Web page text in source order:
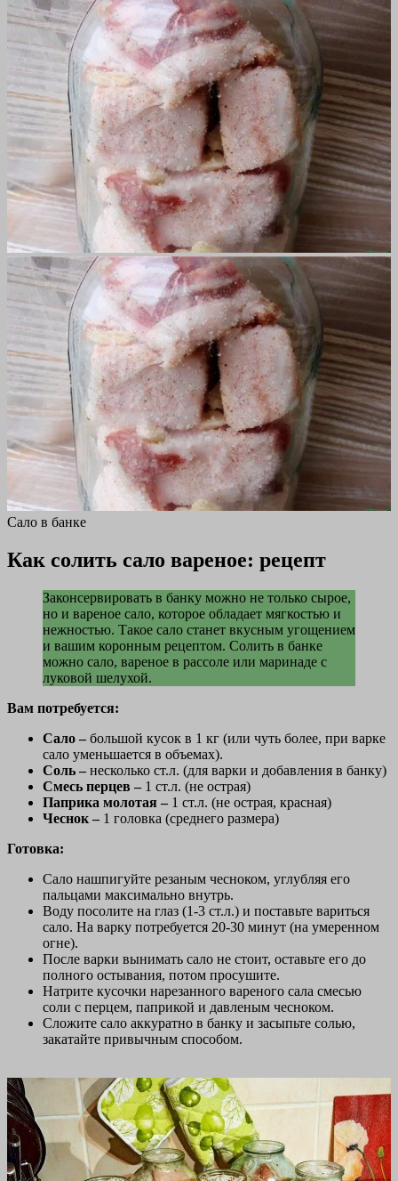
Сало в банке
Как солить сало вареное: рецепт
Законсервировать в банку можно не только сырое,
но и вареное сало, которое обладает мягкостью и
нежностью. Такое сало станет вкусным угощением
и вашим коронным рецептом. Солить в банке
можно сало, вареное в рассоле или маринаде с
луковой шелухой.
Вам потребуется:
Сало – большой кусок в 1 кг (или чуть более, при варке
сало уменьшается в объемах).
Соль – несколько ст.л. (для варки и добавления в банку)
Смесь перцев – 1 ст.л. (не острая)
Паприка молотая – 1 ст.л. (не острая, красная)
Чеснок – 1 головка (среднего размера)
Готовка:
Сало нашпигуйте резаным чесноком, углубляя его
пальцами максимально внутрь.
Воду посолите на глаз (1-3 ст.л.) и поставьте вариться
сало. На варку потребуется 20-30 минут (на умеренном
огне).
После варки вынимать сало не стоит, оставьте его до
полного остывания, потом просушите.
Натрите кусочки нарезанного вареного сала смесью
соли с перцем, паприкой и давленым чесноком.
Сложите сало аккуратно в банку и засыпьте солью,
закатайте привычным способом.